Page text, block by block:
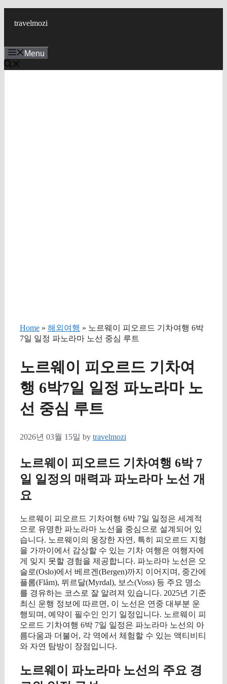
travelmozi
Menu
Home » 해외여행 » 노르웨이 피오르드 기차여행 6박
7일 일정 파노라마 노선 중심 루트
노르웨이 피오르드 기차여
행 6박7일 일정 파노라마 노
선 중심 루트
2026년 03월 15일 by travelmozi
노르웨이 피오르드 기차여행 6박 7
일 일정의 매력과 파노라마 노선 개
요
노르웨이 피오르드 기차여행 6박 7일 일정은 세계적
으로 유명한 파노라마 노선을 중심으로 설계되어 있
습니다. 노르웨이의 웅장한 자연, 특히 피오르드 지형
을 가까이에서 감상할 수 있는 기차 여행은 여행자에
게 잊지 못할 경험을 제공합니다. 파노라마 노선은 오
슬로(Oslo)에서 베르겐(Bergen)까지 이어지며, 중간에
플롬(Flåm), 뮈르달(Myrdal), 보스(Voss) 등 주요 명소
를 경유하는 코스로 잘 알려져 있습니다. 2025년 기준
최신 운행 정보에 따르면, 이 노선은 연중 대부분 운
행되며, 예약이 필수인 인기 일정입니다. 노르웨이 피
오르드 기차여행 6박 7일 일정은 파노라마 노선의 아
름다움과 더불어, 각 역에서 체험할 수 있는 액티비티
와 자연 탐방이 장점입니다.
노르웨이 파노라마 노선의 주요 경